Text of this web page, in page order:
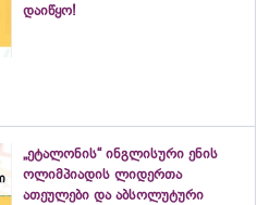
დაიწყო!
„ეტალონის“ ინგლისური ენის
ოლიმპიადის ლიდერთა
ათეულები და აბსოლუტური